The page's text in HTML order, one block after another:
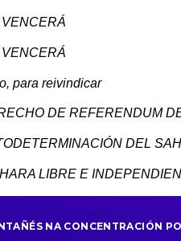
para reivindicar
DE REFERENDUM
DEL
LIBRE E